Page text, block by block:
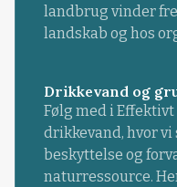
landbrug vinder
landskab og hos
Drikkevand og
Følg med i
drikkevand, hvor
beskyttelse og
naturressource.